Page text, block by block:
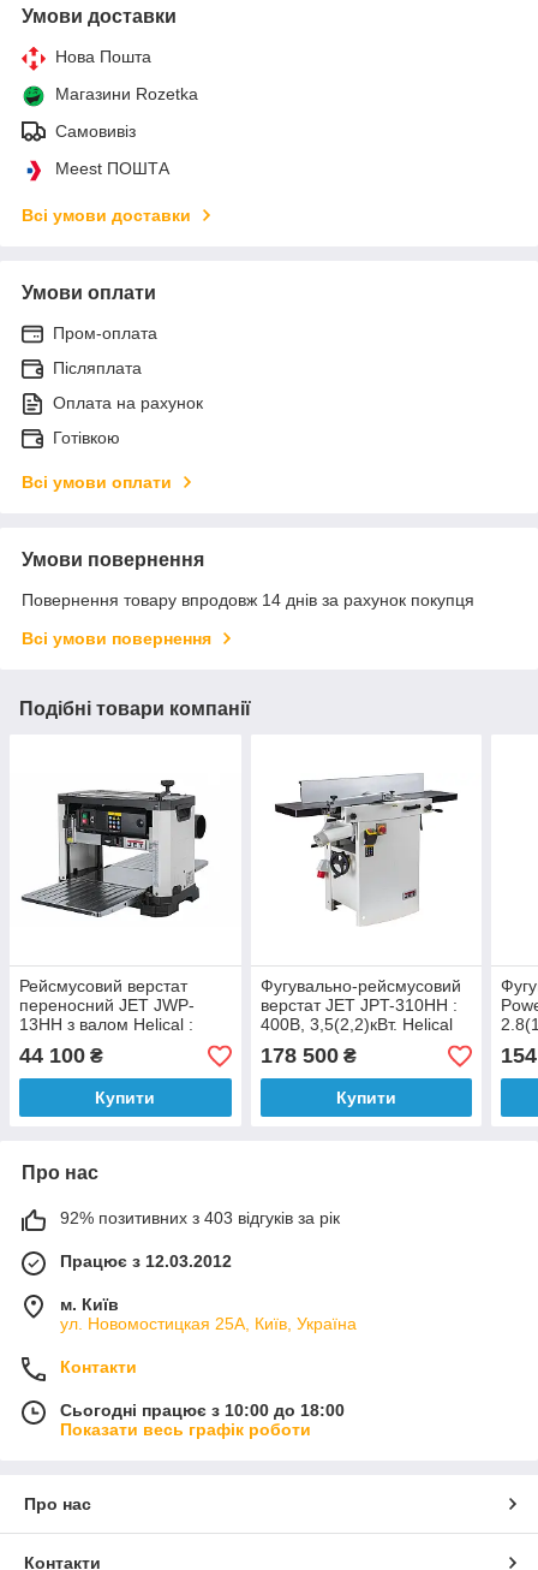
Умови доставки
Нова Пошта
Магазини Rozetka
Самовивіз
Meest ПОШТА
Всі умови доставки
Умови оплати
Пром-оплата
Післяплата
Оплата на рахунок
Готівкою
Всі умови оплати
Умови повернення
Повернення товару впродовж 14 днів за рахунок покупця
Всі умови повернення
Подібні товари компанії
Рейсмусовий верстат
переносний JET JWP-
13HH з валом Helical :
230В, 1,7 кВт. заг. 330х152
мм.
44 100 ₴
Купити
Фугувально-рейсмусовий
верстат JET JPT-310HH :
400В, 3,5(2,2)кВт. Helical
Ø= 70мм, 48 ножі
15х15х2,5
178 500₴
Купити
Про нас
92% позитивних з 403 відгуків за рік
Працює з 12.03.2012
м. Київ
ул. Новомостицкая 25А, Київ, Україна
Контакти
Сьогодні працює з 10:00 до 18:00
Показати весь графік роботи
Про нас
Контакти